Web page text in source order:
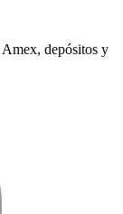
depósitos y